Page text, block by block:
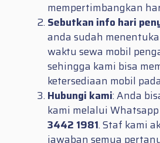
mempertimbangkan
Sebutkan info hari
anda sudah
waktu sewa mobil
sehingga kami bisa
ketersediaan mobil
Hubungi kami: Anda
kami melalui
3442 1981. Staf kami
jawaban semua